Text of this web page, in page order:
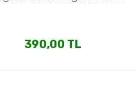
390,00 TL